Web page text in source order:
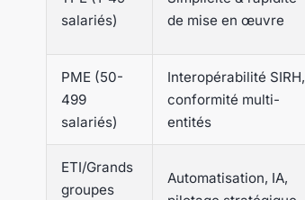
salariés)
de mise en œuvre
PME (50-
499
salariés)
Interopérabilité SIRH,
conformité multi-
entités
ETI/Grands
groupes
Automatisation, IA,